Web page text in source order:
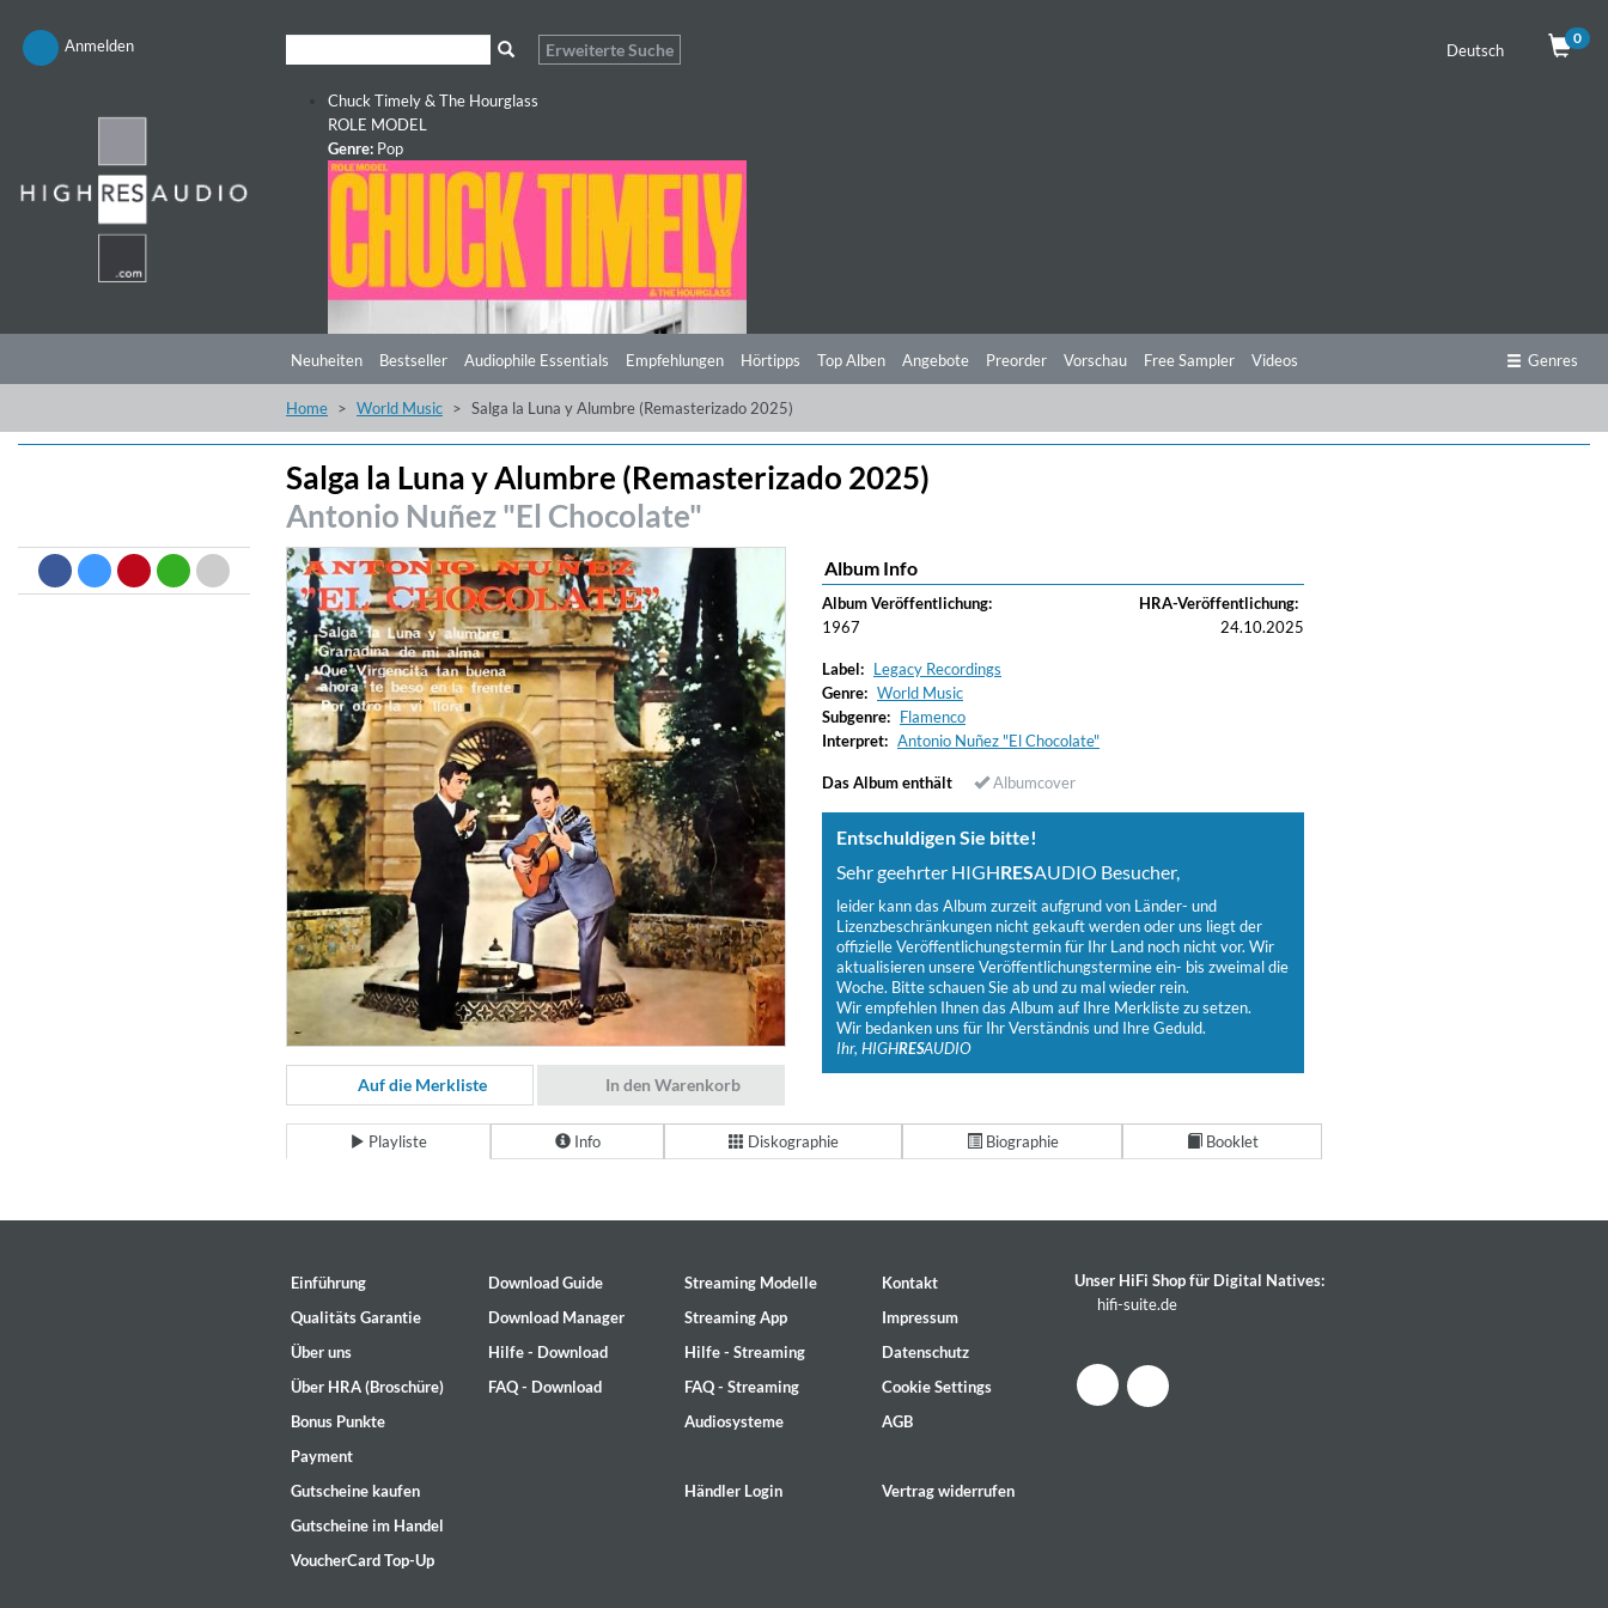
Anmelden Erweiterte Suche Deutsch
0
Chuck Timely & The Hourglass
ROLE MODEL
Genre: Pop
Dreamscapes II
Thomas Lemmer
Genre:Electronic
For All Your Flowers
Skuli Sverrisson & Bill Frisell
Genre:Jazz
Haydn: String Quartets, Vol. 22
Neuheiten Bestseller Audiophile Essentials Empfehlungen Hörtipps Top Alben Angebote Preorder Vorschau Free Sampler Videos Genres
Home World Music Salga la Luna y Alumbre (Remasterizado 2025)
Salga la Luna y Alumbre (Remasterizado 2025)
Antonio Nuñez "El Chocolate"
Auf die Merkliste In den Warenkorb
Album Info
Album Veröffentlichung:
1967
HRA-Veröffentlichung:
24.10.2025
Label: Legacy Recordings
Genre: World Music
Subgenre: Flamenco
Interpret: Antonio Nuñez "El Chocolate"
Das Album enthält Albumcover
Entschuldigen Sie bitte!
Sehr geehrter HIGHRESAUDIO Besucher,
leider kann das Album zurzeit aufgrund von Länder- und
Lizenzbeschränkungen nicht gekauft werden oder uns liegt der
offizielle Veröffentlichungstermin für Ihr Land noch nicht vor. Wir
aktualisieren unsere Veröffentlichungstermine ein- bis zweimal die
Woche. Bitte schauen Sie ab und zu mal wieder rein.
Wir empfehlen Ihnen das Album auf Ihre Merkliste zu setzen.
Wir bedanken uns für Ihr Verständnis und Ihre Geduld.
Ihr, HIGHRESAUDIO
Playliste Info Diskographie Biographie Booklet
Einführung
Qualitäts Garantie
Über uns
Über HRA (Broschüre)
Bonus Punkte
Payment
Gutscheine kaufen
Gutscheine im Handel
VoucherCard Top-Up
Download Guide
Download Manager
Hilfe - Download
FAQ - Download
Streaming Modelle
Streaming App
Hilfe - Streaming
FAQ - Streaming
Audiosysteme
Händler Login
Kontakt
Impressum
Datenschutz
Cookie Settings
AGB
Vertrag widerrufen
Unser HiFi Shop für Digital Natives:
hifi-suite.de